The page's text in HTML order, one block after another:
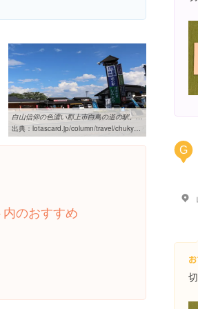
白山信仰の色濃い郡上市白鳥の道の駅。郷土の食だけでなく、食品 ...
出典： lotascard.jp/column/travel/chukyo/8008
内のおすすめ
G